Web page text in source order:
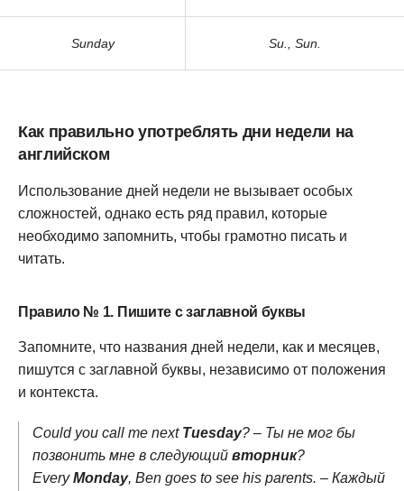
Sunday Su., Sun.
Как правильно употреблять дни недели на
английском
Использование дней недели не вызывает особых
сложностей, однако есть ряд правил, которые
необходимо запомнить, чтобы грамотно писать и
читать.
Правило № 1. Пишите с заглавной буквы
Запомните, что названия дней недели, как и месяцев,
пишутся с заглавной буквы, независимо от положения
и контекста.
Could you call me next Tuesday? – Ты не мог бы
позвонить мне в следующий вторник?
EveryMonday, Ben goes to see his parents. – Каждый